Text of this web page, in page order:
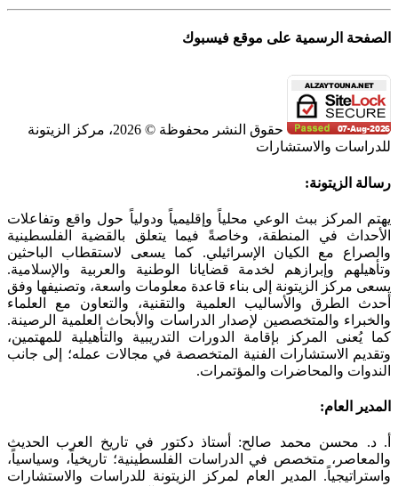
الصفحة الرسمية على موقع فيسبوك
حقوق النشر محفوظة © 2026، مركز الزيتونة
للدراسات والاستشارات
Toggle
Bar
Area
رسالة الزيتونة:
يهتم المركز ببث الوعي محلياً وإقليمياً ودولياً حول واقع وتفاعلات
الأحداث في المنطقة، وخاصةً فيما يتعلق بالقضية الفلسطينية
والصراع مع الكيان الإسرائيلي. كما يسعى لاستقطاب الباحثين
وتأهيلهم وإبرازهم لخدمة قضايانا الوطنية والعربية والإسلامية.
يسعى مركز الزيتونة إلى بناء قاعدة معلومات واسعة، وتصنيفها وفق
أحدث الطرق والأساليب العلمية والتقنية، والتعاون مع العلماء
والخبراء والمتخصصين لإصدار الدراسات والأبحاث العلمية الرصينة.
كما يُعنى المركز بإقامة الدورات التدريبية والتأهيلية للمهتمين،
وتقديم الاستشارات الفنية المتخصصة في مجالات عمله؛ إلى جانب
الندوات والمحاضرات والمؤتمرات.
المدير العام:
أ. د. محسن محمد صالح: أستاذ دكتور في تاريخ العرب الحديث
والمعاصر، متخصص في الدراسات الفلسطينية؛ تاريخياً، وسياسياً،
واستراتيجياً. المدير العام لمركز الزيتونة للدراسات والاستشارات